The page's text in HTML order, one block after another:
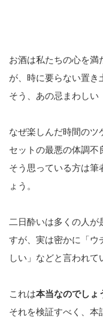
お酒は私たちの心を満
が、時に要らない置き
そう、あの忌まわしい
なぜ楽しんだ時間のツ
セットの最悪の体調不
そう思っている方は筆
ょう。
二日酔いは多くの人
すが、実は密かに「ウ
しい」などと言われて
これは本当なのでしょ
それを検証すべく、本